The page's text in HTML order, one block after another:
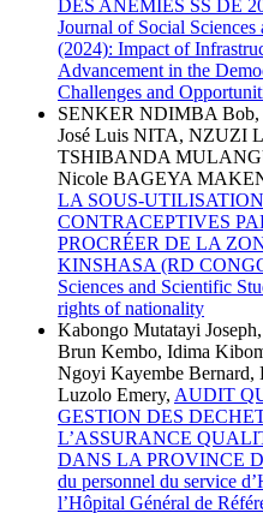
DES ANEMIES SS DE
Journal of Social
(2024): Impact of
Advancement in the
Challenges and
SENKER NDIMBA
José Luis NITA, NZUZI
TSHIBANDA
Nicole BAGEYA
LA SOUS-
CONTRACEPTIVES
PROCRÉER DE LA
KINSHASA (RD
Sciences and Scientific
rights of nationality
Kabongo Mutatayi
Brun Kembo, Idima
Ngoyi Kayembe Bernard,
Luzolo Emery, AUDIT
GESTION DES
L’ASSURANCE
DANS LA PROVINCE
du personnel du service
l’Hôpital Général de